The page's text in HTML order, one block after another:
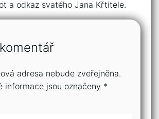
a odkaz svatého Jana Křtitele.
adresa nebude zveřejněna.
informace jsou označeny *